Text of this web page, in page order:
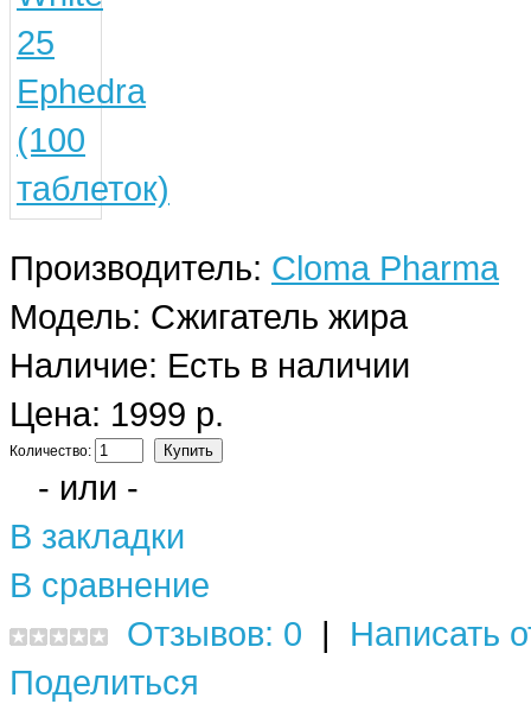
Производитель: Cloma Pharma
Модель: Сжигатель жира
Наличие: Есть в наличии
Цена: 1999 р.
Количество:
- или -
В закладки
В сравнение
Отзывов: 0 | Написать
Поделиться